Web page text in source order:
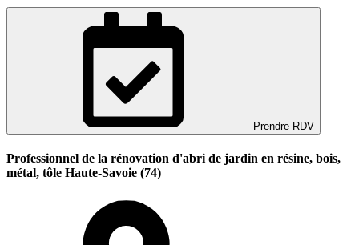
Prendre RDV
Professionnel de la rénovation d'abri de jardin en résine, bois,
métal, tôle Haute-Savoie (74)